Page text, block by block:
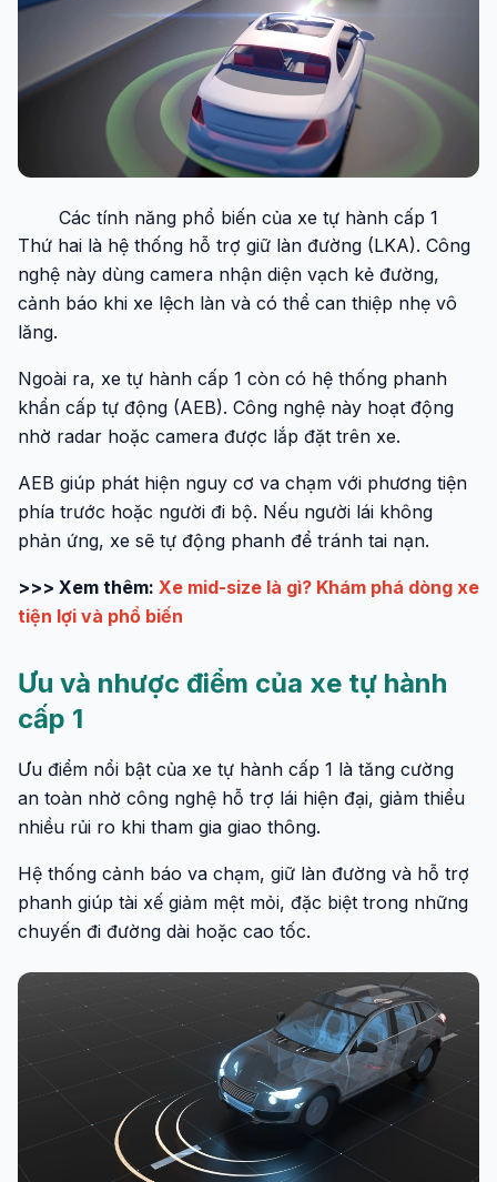
Các tính năng phổ biến của xe tự hành cấp 1
Thứ hai là hệ thống hỗ trợ giữ làn đường (LKA). Công
nghệ này dùng camera nhận diện vạch kẻ đường,
cảnh báo khi xe lệch làn và có thể can thiệp nhẹ vô
lăng.
Ngoài ra, xe tự hành cấp 1 còn có hệ thống phanh
khẩn cấp tự động (AEB). Công nghệ này hoạt động
nhờ radar hoặc camera được lắp đặt trên xe.
AEB giúp phát hiện nguy cơ va chạm với phương tiện
phía trước hoặc người đi bộ. Nếu người lái không
phản ứng, xe sẽ tự động phanh để tránh tai nạn.
>>> Xem thêm: Xe mid-size là gì? Khám phá dòng xe
tiện lợi và phổ biến
Ưu và nhược điểm của xe tự hành
cấp 1
Ưu điểm nổi bật của xe tự hành cấp 1 là tăng cường
an toàn nhờ công nghệ hỗ trợ lái hiện đại, giảm thiểu
nhiều rủi ro khi tham gia giao thông.
Hệ thống cảnh báo va chạm, giữ làn đường và hỗ trợ
phanh giúp tài xế giảm mệt mỏi, đặc biệt trong những
chuyến đi đường dài hoặc cao tốc.